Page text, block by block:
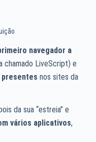
navegador a
chamado LiveScript) e
nos sites da
da sua “estreia” e
vários aplicativos,